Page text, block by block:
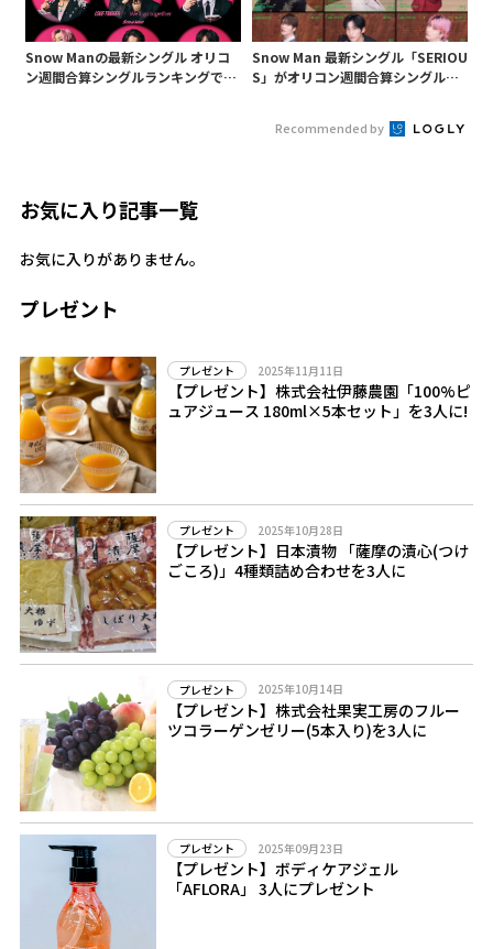
Snow Manの最新シングル オリコ
ン週間合算シングルランキングでグ
Snow Man 最新シングル「SERIOU
S」がオリコン週間合算シングルラ
Recommended by
お気に入り記事一覧
お気に入りがありません。
プレゼント
プレゼント 2025年11月11日
【プレゼント】株式会社伊藤農園「100%ピ
ュアジュース 180ml×5本セット」を3人に!
プレゼント 2025年10月28日
【プレゼント】日本漬物 「薩摩の漬心(つけ
ごころ)」4種類詰め合わせを3人に
プレゼント 2025年10月14日
【プレゼント】株式会社果実工房のフルー
ツコラーゲンゼリー(5本入り)を3人に
プレゼント 2025年09月23日
【プレゼント】ボディケアジェル
「AFLORA」 3人にプレゼント